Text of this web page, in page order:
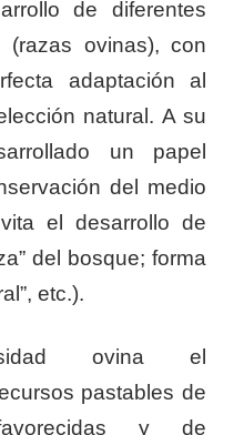
de diferentes
(razas ovinas), con
adaptación al
natural. A su
un papel
del medio
el desarrollo de
del bosque; forma
etc.).
ovina el
pastables de
y de